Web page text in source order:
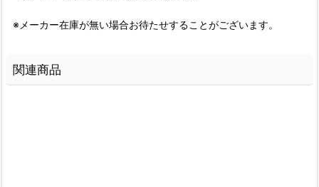
※メーカー在庫が無い場合お待たせすることがございます。
関連商品